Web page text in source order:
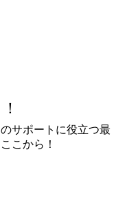
サポートに役立つ最
こから！